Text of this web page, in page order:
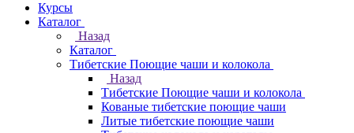
Курсы
Каталог
Назад
Каталог
Тибетские Поющие чаши и колокола
Назад
Тибетские Поющие чаши и колокола
Кованые тибетские поющие чаши
Литые тибетские поющие чаши